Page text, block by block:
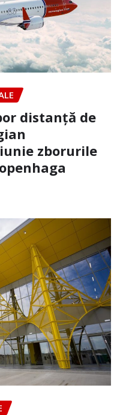
distanță de
zborurile